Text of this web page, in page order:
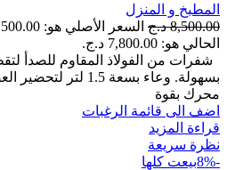
المطبخ و المنزل
8,500.00 د.ج السعر الأصلي هو: 8,500.00 د.ج.
الحالي هو: 7,800.00 د.ج.
شفرات من الفولاذ المقاوم للصدأ
بسهولة. وعاء بسعة
محرك بقوة
اضف الى قائمة الرغبات
قراءة المزيد
نظرة سريعة
-8%
بيعت كلها